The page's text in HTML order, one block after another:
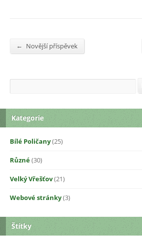
← Novější příspěvek
Hledat
Kategorie
Bílé Poličany(25)
Různé(30)
Velký Vřešťov(21)
Webové stránky(3)
Štítky